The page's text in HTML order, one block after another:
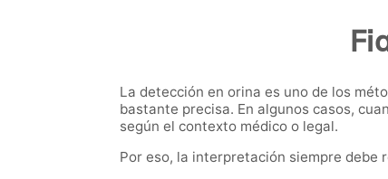
La detección en orina es uno de los
bastante precisa. En algunos casos,
según el contexto médico o legal.
Por eso, la interpretación siempre debe